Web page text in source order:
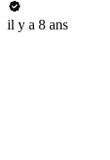
il y a 8 ans